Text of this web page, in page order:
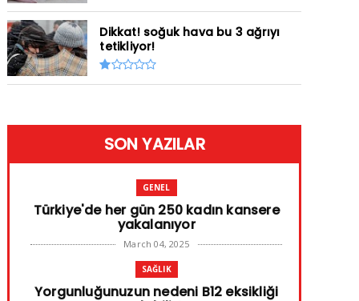
Dikkat! soğuk hava bu 3 ağrıyı
tetikliyor!
SON YAZILAR
GENEL
Türkiye'de her gün 250 kadın kansere
yakalanıyor
March 04, 2025
SAĞLIK
Yorgunluğunuzun nedeni B12 eksikliği